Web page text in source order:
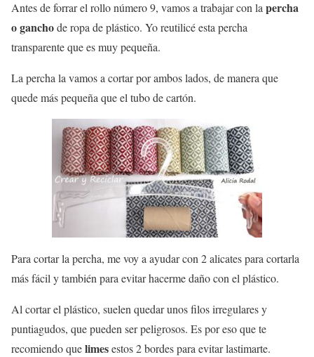
Antes de forrar el rollo número 9, vamos a trabajar con la percha
o ganchode ropa de plástico. Yo reutilicé esta percha
transparente que es muy pequeña.
La percha la vamos a cortar por ambos lados, de manera que
quede más pequeña que el tubo de cartón.
Para cortar la percha, me voy a ayudar con 2 alicates para cortarla
más fácil y también para evitar hacerme daño con el plástico.
Al cortar el plástico, suelen quedar unos filos irregulares y
puntiagudos, que pueden ser peligrosos. Es por eso que te
recomiendo quelimesestos 2 bordes para evitar lastimarte.